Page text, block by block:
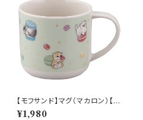
【モフサンド】マグ（マカロン）【M
FS10】MFS11-11
¥1,980